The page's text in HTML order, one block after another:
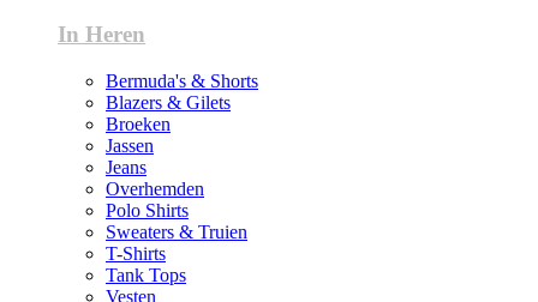
In Heren
Bermuda's & Shorts
Blazers & Gilets
Broeken
Jassen
Jeans
Overhemden
Polo Shirts
Sweaters & Truien
T-Shirts
Tank Tops
Vesten